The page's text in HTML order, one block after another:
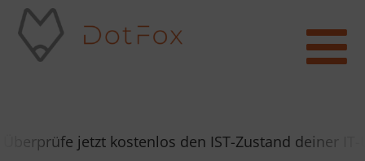

jetzt kostenlos den IST-Zustand deiner IT-